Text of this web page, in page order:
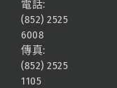
電話:
(852) 2525
6008
傳真:
(852) 2525
1105